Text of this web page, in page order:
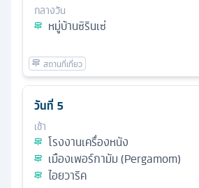
กลางวัน
หมู่บ้านซิรินเซ่
วันที่ 5
เช้า
โรงงานเครื่องหนัง
เมืองเพอร์กามัม (Pergamom)
ไอยวาริค